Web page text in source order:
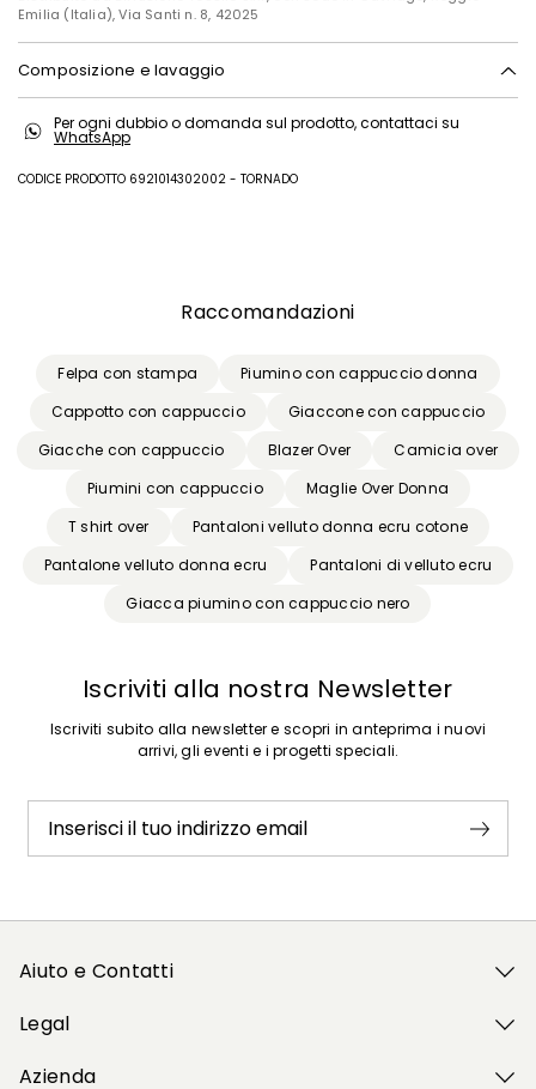
Emilia (Italia), Via Santi n. 8, 42025
Composizione e lavaggio
non asciugare in tamburo; asciugare in piano in ombra; ferro tiepido
max 120 gradi c; non lavare a secco; lavare molto delicatamente,
detersivo neutro.; rovesciare il capo prima del lavaggio.; stirare a
Per ogni dubbio o domanda sul prodotto, contattaci su
WhatsApp
CODICE PRODOTTO 6921014302002 - TORNADO
Raccomandazioni
Felpa con stampa
Piumino con cappuccio donna
Cappotto con cappuccio
Giaccone con cappuccio
Giacche con cappuccio
Blazer Over
Camicia over
Piumini con cappuccio
Maglie Over Donna
T shirt over
Pantaloni velluto donna ecru cotone
Pantalone velluto donna ecru
Pantaloni di velluto ecru
Giacca piumino con cappuccio nero
Iscriviti alla nostra Newsletter
Iscriviti subito alla newsletter e scopri in anteprima i nuovi
arrivi, gli eventi e i progetti speciali.
Inserisci il tuo indirizzo email
Aiuto e Contatti
Legal
Azienda